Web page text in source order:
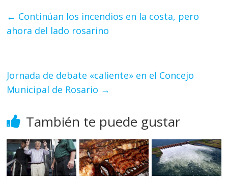
← Continúan los incendios en la costa, pero
ahora del lado rosarino
Jornada de debate «caliente» en el Concejo
Municipal de Rosario →
También te puede gustar